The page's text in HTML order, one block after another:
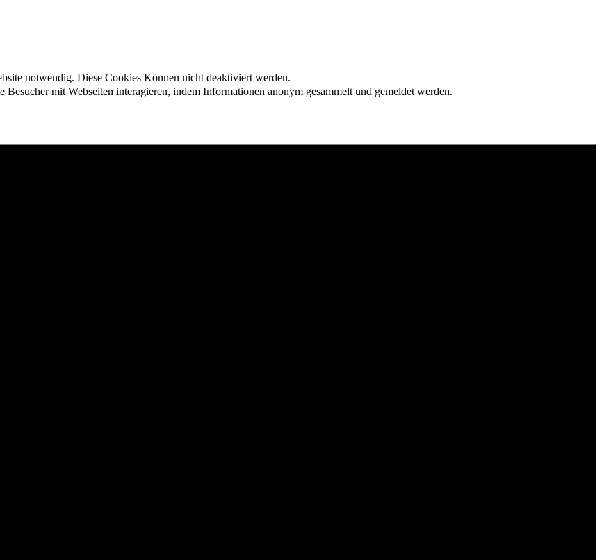
notwendig. Diese Cookies Können nicht deaktiviert werden.
mit Webseiten interagieren, indem Informationen anonym gesammelt und gemeldet werden.